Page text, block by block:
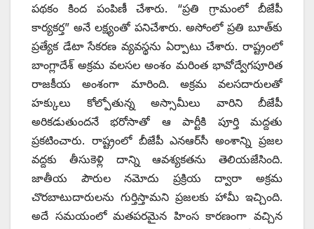
పథకం కింద పంపిణీ చేశారు. “ప్రతి గ్రామంలో బీజేపీ
కార్యకర్త” అనే లక్ష్యంతో పనిచేశారు. అసోంలో ప్రతి బూత్‌కు
ప్రత్యేక డేటా సేకరణ వ్యవస్థను ఏర్పాటు చేశారు. రాష్ట్రంలో
బాంగ్లాదేశ్ అక్రమ వలసల అంశం మరింత భావోద్వేగపూరిత
రాజకీయ అంశంగా మారింది. అక్రమ వలసదారులతో
హక్కులు కోల్పోతున్న అస్సామీలు వారిని బీజేపీ
అరికడుతుందనే భరోసాతో ఆ పార్టీకి పూర్తి మద్దతు
ప్రకటించారు. రాష్ట్రంలో బీజేపీ ఎనఆర్‌సీ అంశాన్ని ప్రజల
వద్దకు తీసుకెళ్లి దాన్ని ఆవశ్యకతను తెలియజేసింది.
జాతీయ పౌరుల నమోదు ప్రక్రియ ద్వారా అక్రమ
చొరబాటుదారులను గుర్తిస్తామని ప్రజలకు హామీ ఇచ్చింది.
అదే సమయంలో మతపరమైన హింస కారణంగా వచ్చిన